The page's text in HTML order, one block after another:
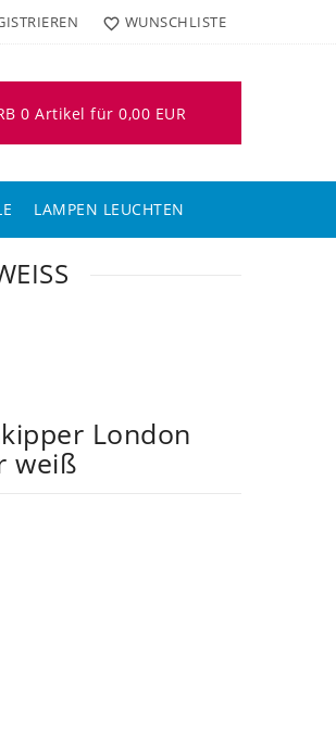
WUNSCHLISTE
0 Artikel für 0,00 EUR
LAMPEN LEUCHTEN
London
weiß